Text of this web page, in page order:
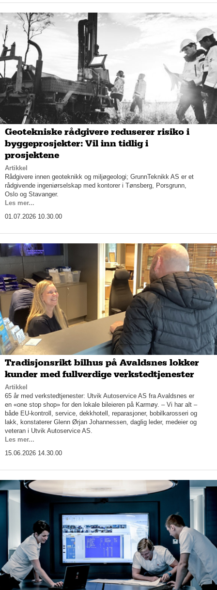
Geotekniske rådgivere reduserer risiko i
byggeprosjekter: Vil inn tidlig i
prosjektene
Artikkel
Rådgivere innen geoteknikk og miljøgeologi; GrunnTeknikk AS er et
rådgivende ingeniørselskap med kontorer i Tønsberg, Porsgrunn,
Oslo og Stavanger.
Les mer...
01.07.2026 10.30.00
Tradisjonsrikt bilhus på Avaldsnes lokker
kunder med fullverdige verkstedtjenester
Artikkel
65 år med verkstedtjenester: Utvik Autoservice AS fra Avaldsnes er
en «one stop shop» for den lokale bileieren på Karmøy. – Vi har alt –
både EU-kontroll, service, dekkhotell, reparasjoner, bobilkarosseri og
lakk, konstaterer Glenn Ørjan Johannessen, daglig leder, medeier og
veteran i Utvik Autoservice AS.
Les mer...
15.06.2026 14.30.00